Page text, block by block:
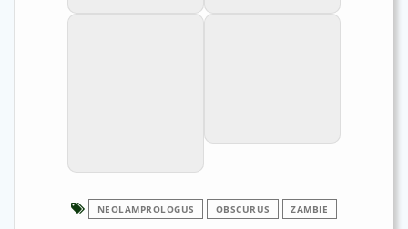
NEOLAMPROLOGUS OBSCURUS ZAMBIE